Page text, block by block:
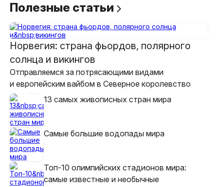
Полезные статьи
Норвегия: страна фьордов, полярного
солнца и викингов
Отправляемся за потрясающими видами
и европейским вайбом в Северное королевство
13 самых живописных стран мира
Самые большие водопады мира
Топ-10 олимпийских стадионов мира:
самые известные и необычные